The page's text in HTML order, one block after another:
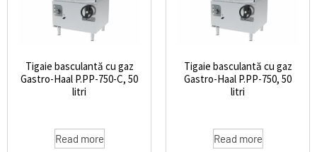
Tigaie basculantă cu gaz
Gastro-Haal P.PP-750-C, 50
litri
Read more
Tigaie basculantă cu gaz
Gastro-Haal P.PP-750, 50
litri
Read more